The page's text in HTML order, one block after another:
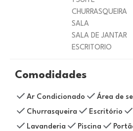
CHURRASQUEIRA
SALA
SALA DE JANTAR
ESCRITORIO
Comodidades
Ar Condicionado
Área de
Churrasqueira
Escritório
Lavanderia
Piscina